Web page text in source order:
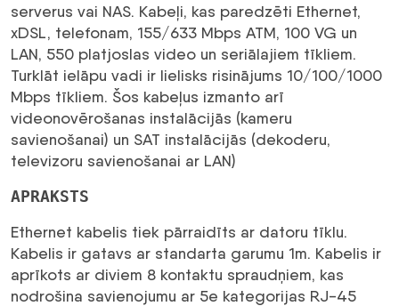
serverus vai NAS. Kabeļi, kas paredzēti Ethernet,
xDSL, telefonam, 155/633 Mbps ATM, 100 VG un
LAN, 550 platjoslas video un seriālajiem tīkliem.
Turklāt ielāpu vadi ir lielisks risinājums 10/100/1000
Mbps tīkliem. Šos kabeļus izmanto arī
videonovērošanas instalācijās (kameru
savienošanai) un SAT instalācijās (dekoderu,
televizoru savienošanai ar LAN)
APRAKSTS
Ethernet kabelis tiek pārraidīts ar datoru tīklu.
Kabelis ir gatavs ar standarta garumu 1m. Kabelis ir
aprīkots ar diviem 8 kontaktu spraudņiem, kas
nodrošina savienojumu ar 5e kategorijas RJ-45